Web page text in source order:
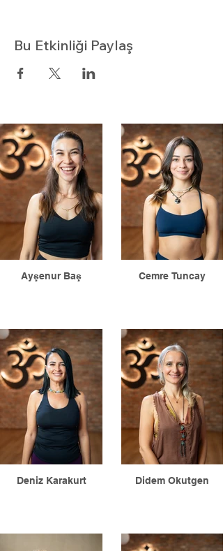
Bu Etkinliği Paylaş
Ayşenur Baş Cemre Tuncay
Deniz Karakurt Didem Okutgen